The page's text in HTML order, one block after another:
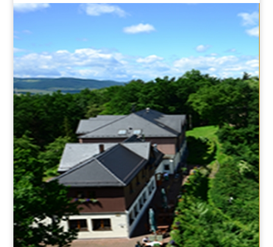
HOTEL